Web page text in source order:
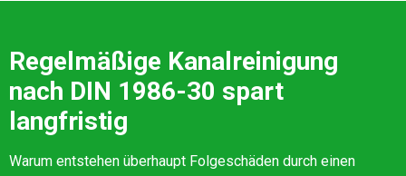
Regelmäßige Kanalreinigung
nach DIN 1986-30 spart
langfristig
Warum entstehen überhaupt Folgeschäden durch einen